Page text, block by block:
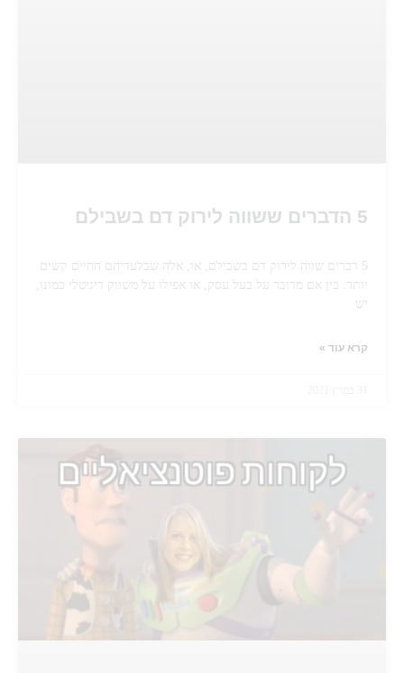
5 הדברים ששווה לירוק דם בשבילם
5 דברים שווה לירוק דם בשבילם, או, אלה שבלעדיהם החיים קשים
יותר. בין אם מדובר על בעל עסק, או אפילו על משווק דיגיטלי כמונו,
יש
קרא עוד »